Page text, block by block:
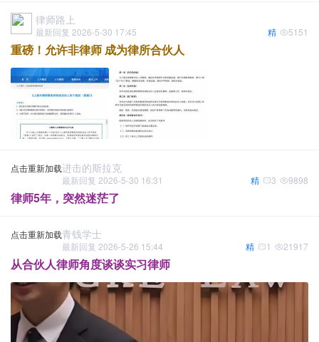
律师路上
最新回复 2026-5-30 17:45 5151
精
重磅！允许非律师 成为律所合伙人
点击重新加载进击的斯拉克
最新回复 2026-5-30 16:31 9898
3
精
律师5年，突然迷茫了
点击重新加载青钱学士
最新回复 2026-5-26 15:44 21917
1
精
从合伙人律师角度谈谈实习律师